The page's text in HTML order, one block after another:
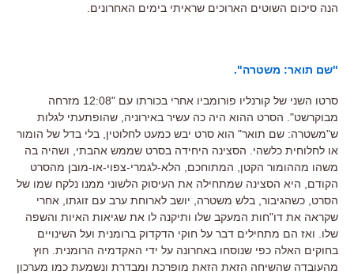
הנה סיכום השוטים הארוכים שראיתי בימים האחרונים.
"שם תואר: משטרה".
סרטו השני של קורנליו פורומביו אחרי בכורתו עם "12:08 מזרחה
מבוקרשט". הסרט ההוא היה כה עשיר באירוניה, שהופתעתי לגלות
ש"משטרה: שם תואר" הוא סרט יבש כמעט לחלוטין, בלי בדל של הומור
או לחלוחית כלשהי. הסצינה היחידה בסרט שממש אהבתי, ושהיה בה
משהו מההומור הקטן, המתוחכם, הלא-לגמרי-צפוי-או-מובן מהסרט
הקודם, היא הסצינה שמתחילה את העיסוק הלשוני ממנו נלקח שמו של
הסרט, כשהגיבור, בלש משטרה, יושב לארוחת ערב עם זוגתו, אחרי
שקראה את דו"חות המעקב שלו ותיקנה לו את שגיאות האיות והשפה
שלו. ואז הם מתחילים דבר על חוקי הדקדוק ברומנית ועל השינויים
בחוקים האלה כפי שנוסחו באחרונה על ידי האקדמיה הרומנית. חוץ
מהעובדה שהשיחה הזאת הזאת מופרכת ומבדרת ונשמעת כמו מערכון